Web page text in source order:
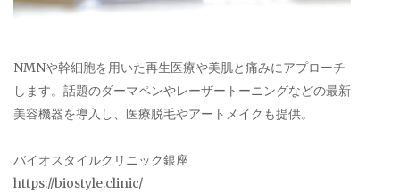
NMNや幹細胞を用いた再生医療や美肌と痛みにアプローチ
します。話題のダーマペンやレーザートーニングなどの最新
美容機器を導入し、医療脱毛やアートメイクも提供。
バイオスタイルクリニック銀座
https://biostyle.clinic/